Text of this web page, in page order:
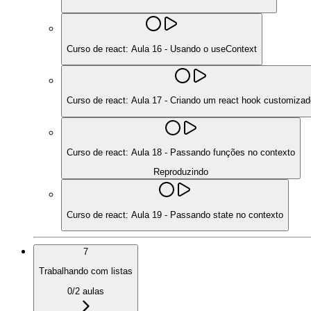
Curso de react: Aula 16 - Usando o useContext
Curso de react: Aula 17 - Criando um react hook
Curso de react: Aula 18 - Passando funções no contexto
Reproduzindo
Curso de react: Aula 19 - Passando state no contexto
7
Trabalhando com listas
0/2 aulas